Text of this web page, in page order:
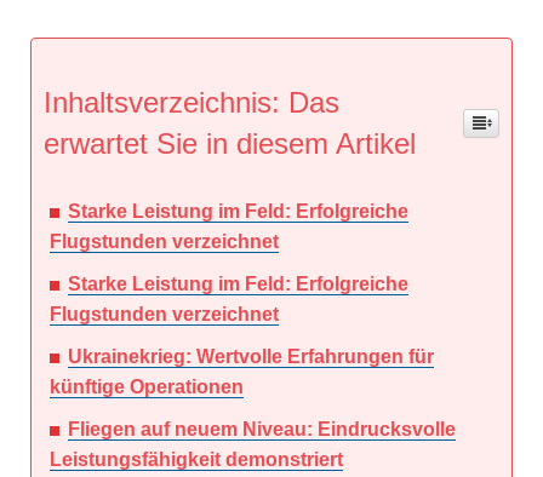
Inhaltsverzeichnis: Das
erwartet Sie in diesem Artikel
Starke Leistung im Feld: Erfolgreiche
Flugstunden verzeichnet
Starke Leistung im Feld: Erfolgreiche
Flugstunden verzeichnet
Ukrainekrieg: Wertvolle Erfahrungen für
künftige Operationen
Fliegen auf neuem Niveau: Eindrucksvolle
Leistungsfähigkeit demonstriert